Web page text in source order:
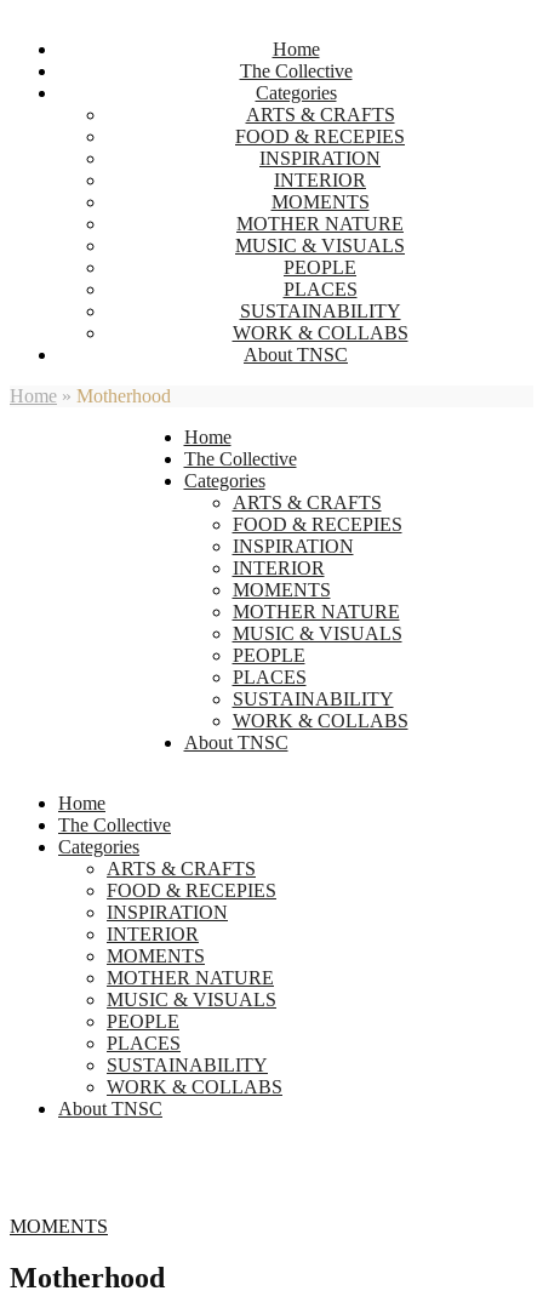
Home
The Collective
Categories
ARTS & CRAFTS
FOOD & RECEPIES
INSPIRATION
INTERIOR
MOMENTS
MOTHER NATURE
MUSIC & VISUALS
PEOPLE
PLACES
SUSTAINABILITY
WORK & COLLABS
About TNSC
Home » Motherhood
Home
The Collective
Categories
ARTS & CRAFTS
FOOD & RECEPIES
INSPIRATION
INTERIOR
MOMENTS
MOTHER NATURE
MUSIC & VISUALS
PEOPLE
PLACES
SUSTAINABILITY
WORK & COLLABS
About TNSC
Home
The Collective
Categories
ARTS & CRAFTS
FOOD & RECEPIES
INSPIRATION
INTERIOR
MOMENTS
MOTHER NATURE
MUSIC & VISUALS
PEOPLE
PLACES
SUSTAINABILITY
WORK & COLLABS
About TNSC
MOMENTS
Motherhood